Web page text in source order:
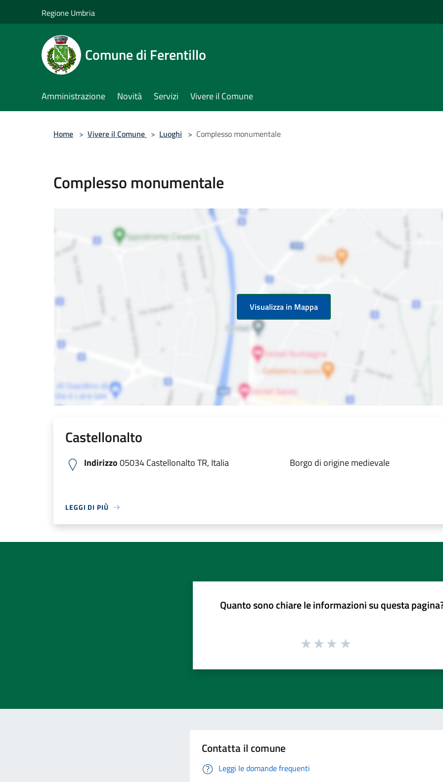
Regione Umbria
Comune di Ferentillo
Amministrazione Novità Servizi Vivere il Comune
Home > Vivere il Comune > Luoghi > Complesso monumentale
Complesso monumentale
Visualizza in Mappa
Castellonalto
Indirizzo05034 Castellonalto TR, Italia Borgo di origine medievale
LEGGI DI PIÙ
Quanto sono chiare le informazioni su questa
Contatta il comune
Leggi le domande frequenti